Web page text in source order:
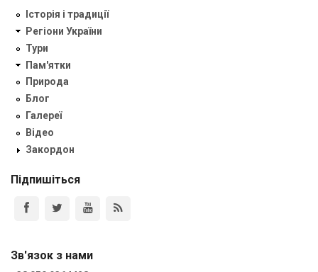
Історія і традиції
Регіони України
Тури
Пам'ятки
Природа
Блог
Галереї
Відео
Закордон
Підпишіться
Зв'язок з нами